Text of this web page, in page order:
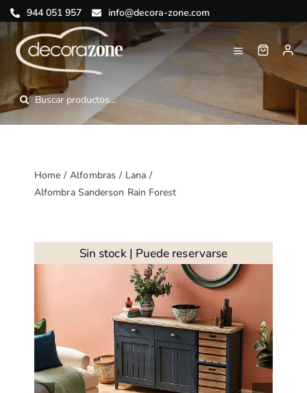
Saltar
al
contenido
944 051 957 info@decora-zone.com
Buscar:
Toggle
Navigation
Inicio
Nosotros
Blog
Home Alfombras
Lana
Alfombra Sanderson Rain Forest
Sin stock | Puede reservarse